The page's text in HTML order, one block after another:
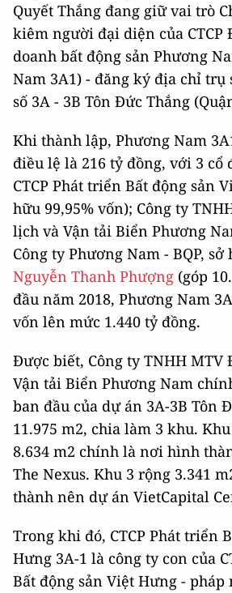
Quyết Thắng đang giữ vai trò
kiêm người đại diện của CTCP
doanh bất động sản Phương
Nam 3A1) - đăng ký địa chỉ trụ
số 3A - 3B Tôn Đức Thắng
Khi thành lập, Phương Nam
điều lệ là 216 tỷ đồng, với 3 cổ
CTCP Phát triển Bất động sản
hữu 99,95% vốn); Công ty
lịch và Vận tải Biển Phương
Công ty Phương Nam - BQP, sở
Nguyễn Thanh Phượng (góp
đầu năm 2018, Phương Nam
vốn lên mức 1.440 tỷ đồng.
Được biết, Công ty TNHH MTV
Vận tải Biển Phương Nam
ban đầu của dự án 3A-3B Tôn
11.975 m2, chia làm 3 khu.
8.634 m2 chính là nơi hình
The Nexus. Khu 3 rộng 3.341
thành nên dự án VietCapital
Trong khi đó, CTCP Phát triển
Hưng 3A-1 là công ty con của
Bất động sản Việt Hưng -